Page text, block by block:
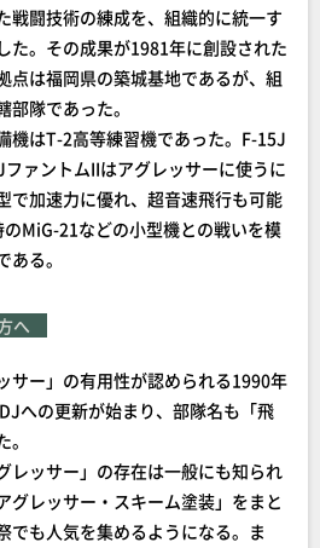
戦闘技術の練成を、組織的に統一す
た。その成果が1981年に創設された
点は福岡県の築城基地であるが、組
隊であった。
機はT-2高等練習機であった。F-15J
ァントムIIはアグレッサーに使うに
で加速力に優れ、超音速飛行も可能
MiG-21などの小型機との戦いを模
る。
へ
サー」の有用性が認められる1990年
への更新が始まり、部隊名も「飛
レッサー」の存在は一般にも知られ
グレッサー・スキーム塗装」をまと
でも人気を集めるようになる。ま